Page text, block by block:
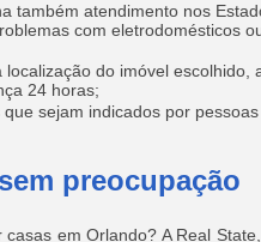
também atendimento nos
com eletrodomésticos
do imóvel
24 horas;
sejam indicados por
preocupação
em Orlando? A Real